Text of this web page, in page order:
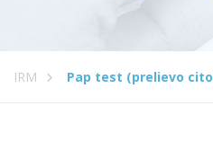
IRM Pap test (prelievo